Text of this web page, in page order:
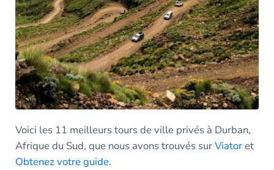
Voici les 11 meilleurs tours de ville privés à Durban,
Afrique du Sud, que nous avons trouvés surViatoret
Obtenez votre guide.